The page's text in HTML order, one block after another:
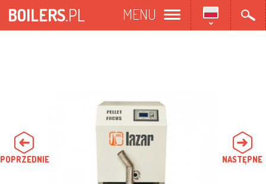
BOILERS.PL MENU
POPRZEDNIE NASTĘPNE